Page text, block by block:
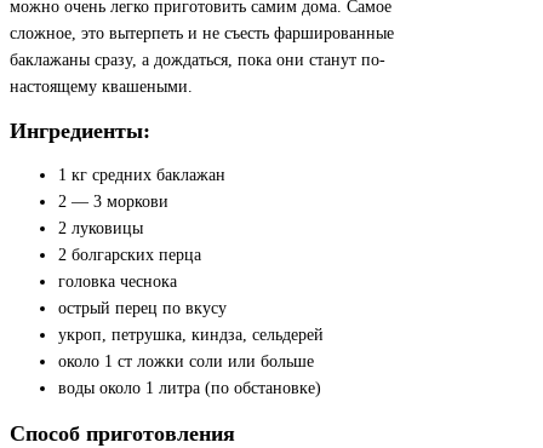
можно очень легко приготовить самим дома. Самое
сложное, это вытерпеть и не съесть фаршированные
баклажаны сразу, а дождаться, пока они станут по-
настоящему квашеными.
Ингредиенты:
1 кг средних баклажан
2 — 3 моркови
2 луковицы
2 болгарских перца
головка чеснока
острый перец по вкусу
укроп, петрушка, киндза, сельдерей
около 1 ст ложки соли или больше
воды около 1 литра (по обстановке)
Способ приготовления